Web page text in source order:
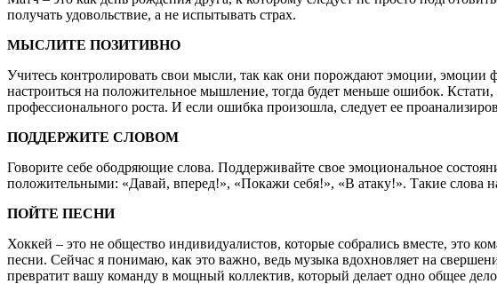
получать удовольствие, а не испытывать страх.
МЫСЛИТЕ ПОЗИТИВНО
Учитесь контролировать свои мысли, так как они порождают эмоции,
настроиться на положительное мышление, тогда будет меньше ошибок.
профессионального роста. И если ошибка произошла, следует ее
ПОДДЕРЖИТЕ СЛОВОМ
Говорите себе ободряющие слова. Поддерживайте свое эмоциональное
положительными: «Давай, вперед!», «Покажи себя!», «В атаку!». Такие слова
ПОЙТЕ ПЕСНИ
Хоккей – это не общество индивидуалистов, которые собрались вместе, это
песни. Сейчас я понимаю, как это важно, ведь музыка вдохновляет на
превратит вашу команду в мощный коллектив, который делает одно общее